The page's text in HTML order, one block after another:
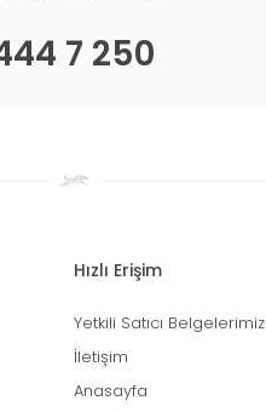
7 250
Hızlı Erişim
Yetkili Satıcı Belgelerimiz
İletişim
Anasayfa